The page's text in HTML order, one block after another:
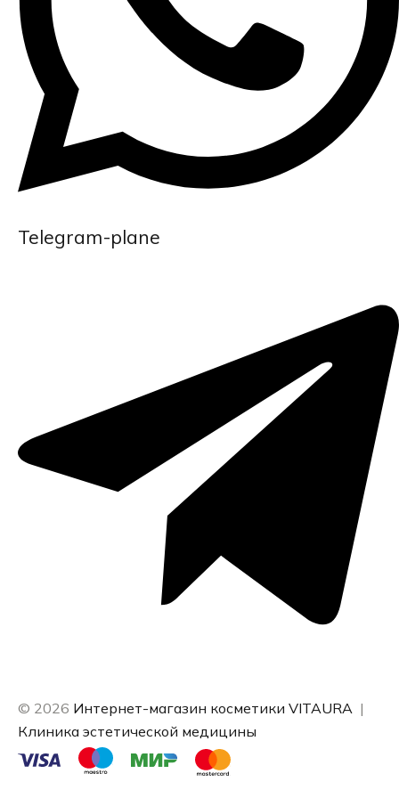
Telegram-plane
© 2026 Интернет-магазин косметики VITAURA |
Клиника эстетической медицины